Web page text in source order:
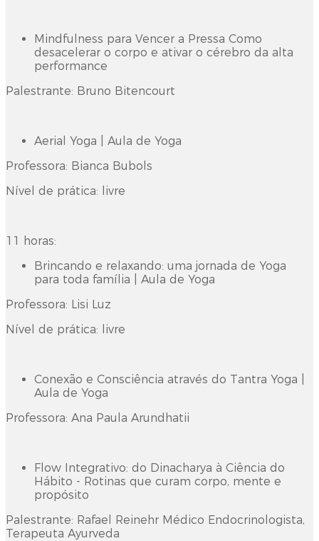
Mindfulness para Vencer a Pressa Como
desacelerar o corpo e ativar o cérebro da alta
performance
Palestrante: Bruno Bitencourt
Aerial Yoga | Aula de Yoga
Professora: Bianca Bubols
Nível de prática: livre
11 horas:
Brincando e relaxando: uma jornada de Yoga
para toda família | Aula de Yoga
Professora: Lisi Luz
Nível de prática: livre
Conexão e Consciência através do Tantra Yoga |
Aula de Yoga
Professora: Ana Paula Arundhatii
Flow Integrativo: do Dinacharya à Ciência do
Hábito - Rotinas que curam corpo, mente e
propósito
Palestrante: Rafael Reinehr Médico Endocrinologista,
Terapeuta Ayurveda